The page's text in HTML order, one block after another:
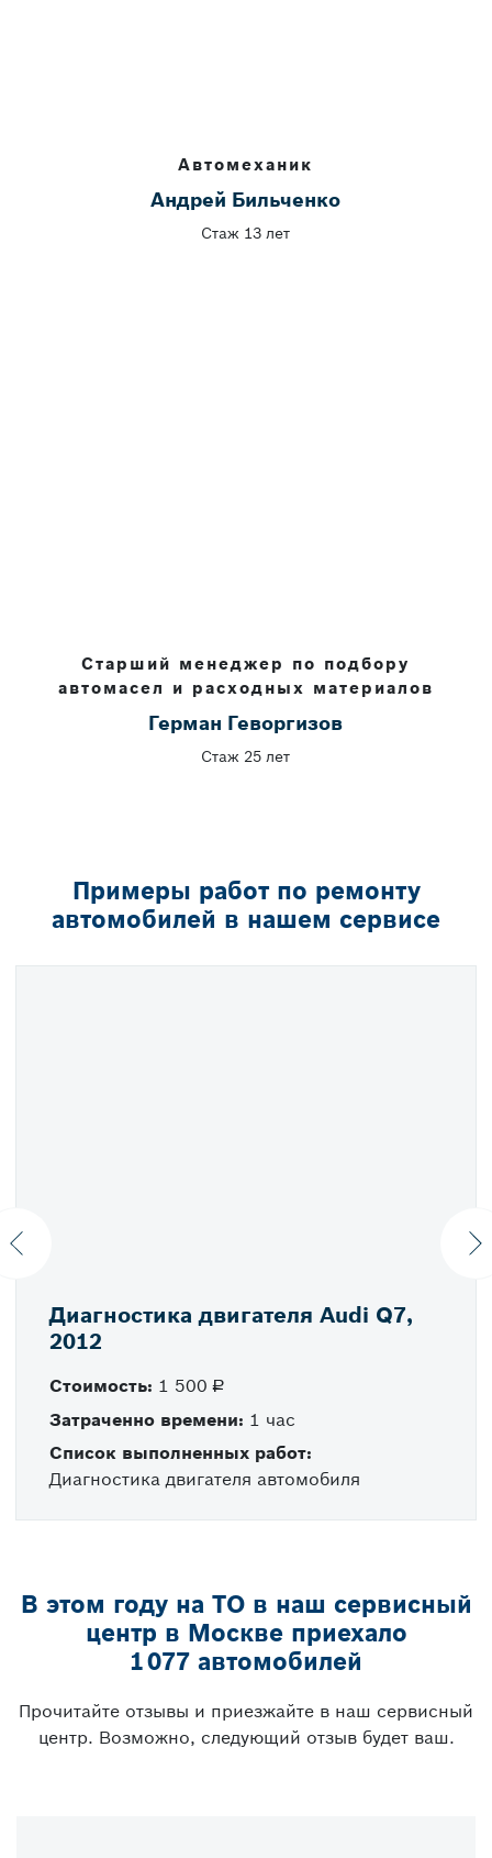
Автомеханик
Андрей Бильченко
Стаж 13 лет
Старший менеджер по подбору
автомасел и расходных материалов
Герман Геворгизов
Стаж 25 лет
Примеры работ по ремонту
автомобилей в нашем сервисе
Диагностика двигателя Audi Q7,
2012
Стоимость: 1 500 руб.
Затраченно времени: 1 час
Список выполненных работ:
Диагностика двигателя автомобиля
Previous
В этом году на ТО в наш сервисный
центр в Москве приехало
1​ 077 автомобилей
Прочитайте отзывы и приезжайте в наш сервисный
центр. Возможно, следующий отзыв будет ваш.